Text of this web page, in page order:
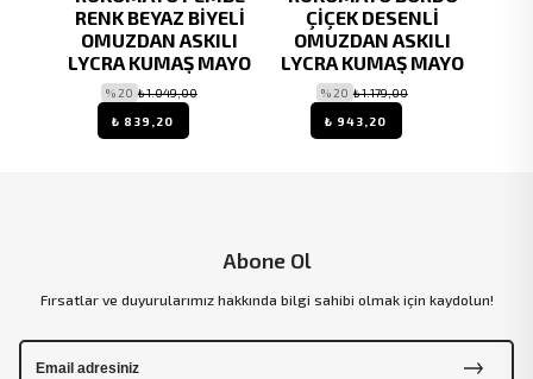
RENK BEYAZ BİYELİ
OMUZDAN ASKILI
LYCRA KUMAŞ MAYO
% 20 ₺ 1.049,00
₺ 839,20
ÇİÇEK DESENLİ
OMUZDAN ASKILI
LYCRA KUMAŞ MAYO
% 20 ₺ 1.179,00
₺ 943,20
Abone Ol
Fırsatlar ve duyurularımız hakkında bilgi sahibi olmak için kaydolun!